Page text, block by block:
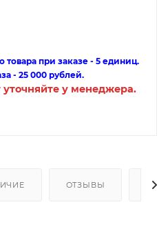
при заказе - 5 единиц.
- 25 000 рублей.
у менеджера.
ОТЗЫВЫ